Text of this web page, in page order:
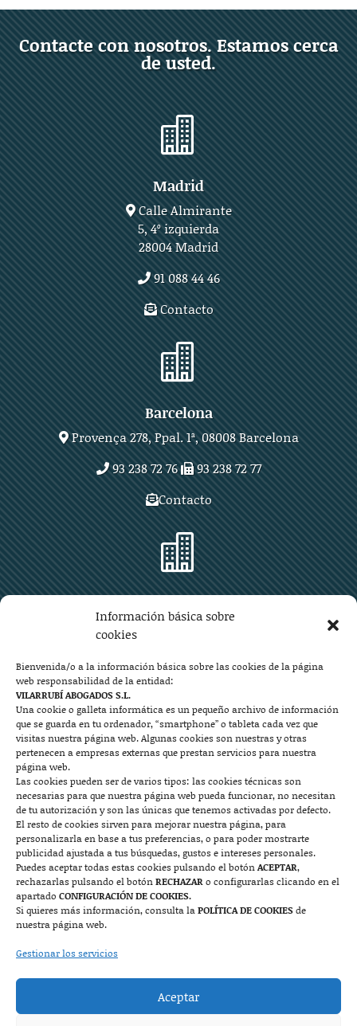
Información básica sobre
cookies
Bienvenida/o a la información básica sobre las cookies de la página
web responsabilidad de la entidad:
VILARRUBÍ ABOGADOS S.L.
Una cookie o galleta informática es un pequeño archivo de información
que se guarda en tu ordenador, “smartphone” o tableta cada vez que
visitas nuestra página web. Algunas cookies son nuestras y otras
pertenecen a empresas externas que prestan servicios para nuestra
página web.
Las cookies pueden ser de varios tipos: las cookies técnicas son
necesarias para que nuestra página web pueda funcionar, no necesitan
de tu autorización y son las únicas que tenemos activadas por defecto.
El resto de cookies sirven para mejorar nuestra página, para
personalizarla en base a tus preferencias, o para poder mostrarte
publicidad ajustada a tus búsquedas, gustos e intereses personales.
Puedes aceptar todas estas cookies pulsando el botónACEPTAR,
rechazarlas pulsando el botónRECHAZARo configurarlas clicando en el
apartado CONFIGURACIÓN DE COOKIES.
Si quieres más información, consulta laPOLÍTICA DE COOKIESde
nuestra página web.
Gestionar los servicios
Aceptar
Contacte con nosotros. Estamos cerca
de usted.

Madrid
Calle Almirante
5, 4º izquierda
28004 Madrid
91 088 44 46
Contacto

Barcelona
Provença 278, Ppal. 1ª, 08008 Barcelona
93 238 72 76
93 238 72 77
Contacto

Plaza Aragón 10, planta 11ª, 50004 Zaragoza
976 219 571
976 225 209
Contacto

Mallorca
Josep Pla, n°6, 07400 Alcudia (Mallorca)
722 131 870
Contacto

Plaza Mayor 7, 1º, 22400 Monzón (Huesca)
974 415 252